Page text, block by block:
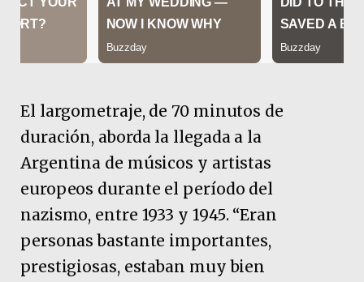
El largometraje, de 70 minutos de
duración, aborda la llegada a la
Argentina de músicos y artistas
europeos durante el período del
nazismo, entre 1933 y 1945. “Eran
personas bastante importantes,
prestigiosas, estaban muy bien